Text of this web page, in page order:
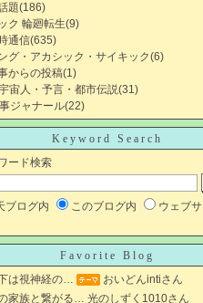
題(186)
ク 輪廻転生(9)
通信(635)
グ・アカシック・サイキック(6)
からの投稿(1)
宙人・予言・都市伝説(31)
ジャナール(22)
Keyword Search
ード検索
ブログ内 このブログ内 ウェブ
Favorite Blog
は視神経の…
おいどんintiさん
族と繋がる… 光のしずく1010さん